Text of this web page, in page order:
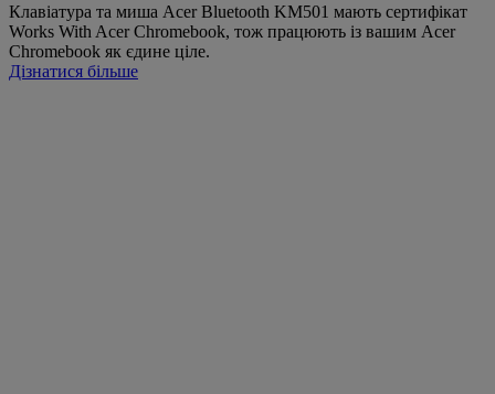
Клавіатура та миша Acer Bluetooth KM501 мають сертифікат
Works With Acer Chromebook, тож працюють із вашим Acer
Chromebook як єдине ціле.
Дізнатися більше